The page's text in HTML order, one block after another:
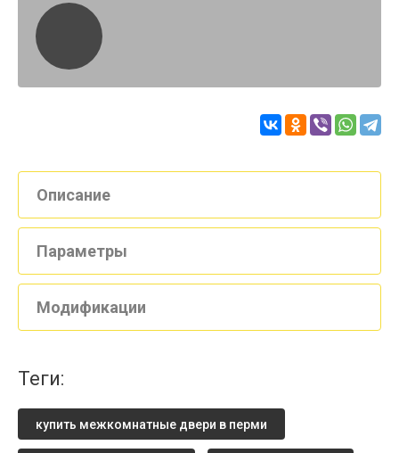
Описание
Параметры
Модификации
теги:
купить межкомнатные двери в перми